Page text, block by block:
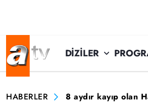
DİZİLER
HABERLER 8 aydır kayıp olan